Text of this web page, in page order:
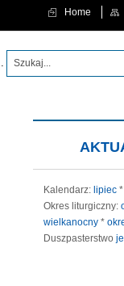
… aby każdy, kto w Niego
Home
Kalendarz: lipiec*
Okres liturgiczny:
wielkanocny*
Duszpasterstwo